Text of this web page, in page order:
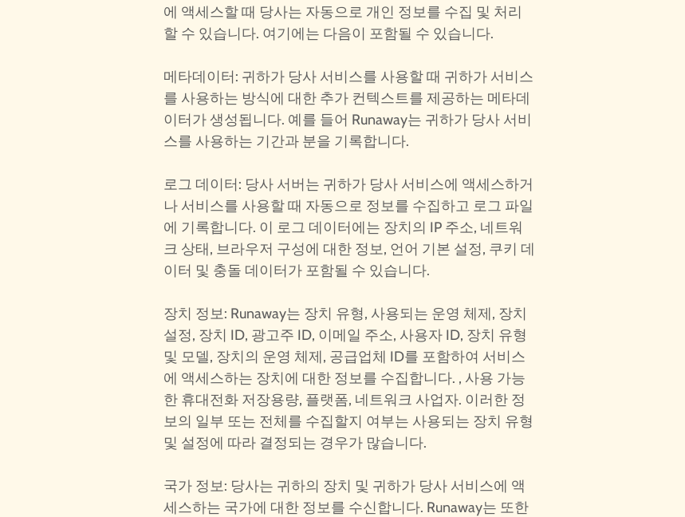
에 액세스할 때 당사는 자동으로 개인 정보를 수집 및 처리
할 수 있습니다. 여기에는 다음이 포함될 수 있습니다.
메타데이터: 귀하가 당사 서비스를 사용할 때 귀하가 서비스
를 사용하는 방식에 대한 추가 컨텍스트를 제공하는 메타데
이터가 생성됩니다. 예를 들어 Runaway는 귀하가 당사 서비
스를 사용하는 기간과 분을 기록합니다.
로그 데이터: 당사 서버는 귀하가 당사 서비스에 액세스하거
나 서비스를 사용할 때 자동으로 정보를 수집하고 로그 파일
에 기록합니다. 이 로그 데이터에는 장치의 IP 주소, 네트워
크 상태, 브라우저 구성에 대한 정보, 언어 기본 설정, 쿠키 데
이터 및 충돌 데이터가 포함될 수 있습니다.
장치 정보: Runaway는 장치 유형, 사용되는 운영 체제, 장치
설정, 장치 ID, 광고주 ID, 이메일 주소, 사용자 ID, 장치 유형
및 모델, 장치의 운영 체제, 공급업체 ID를 포함하여 서비스
에 액세스하는 장치에 대한 정보를 수집합니다. , 사용 가능
한 휴대전화 저장용량, 플랫폼, 네트워크 사업자. 이러한 정
보의 일부 또는 전체를 수집할지 여부는 사용되는 장치 유형
및 설정에 따라 결정되는 경우가 많습니다.
국가 정보: 당사는 귀하의 장치 및 귀하가 당사 서비스에 액
세스하는 국가에 대한 정보를 수신합니다. Runaway는 또한